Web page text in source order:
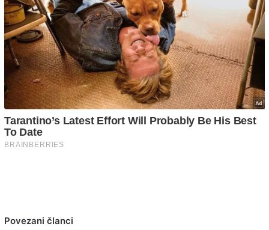
Povezani članci